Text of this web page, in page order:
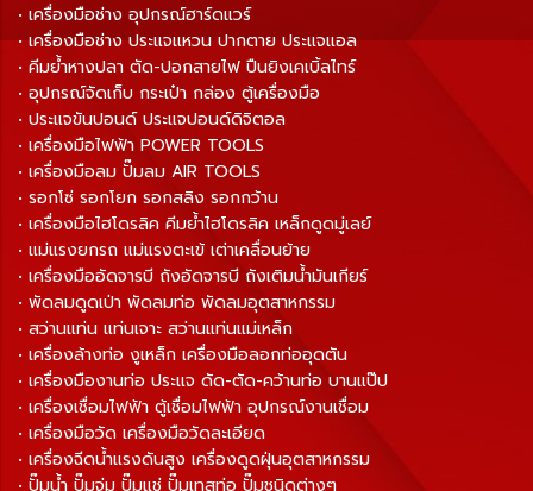
• เครื่องมือช่าง อุปกรณ์ฮาร์ดแวร์
• เครื่องมือช่าง ประแจแหวน ปากตาย ประแจแอล
• คีมย้ำหางปลา ตัด-ปอกสายไฟ ปืนยิงเคเบิ้ลไทร์
• อุปกรณ์จัดเก็บ กระเป๋า กล่อง ตู้เครื่องมือ
• ประแจขันปอนด์ ประแจปอนด์ดิจิตอล
• เครื่องมือไฟฟ้า POWER TOOLS
• เครื่องมือลม ปั๊มลม AIR TOOLS
• รอกโซ่ รอกโยก รอกสลิง รอกกว้าน
• เครื่องมือไฮโดรลิค คีมย้ำไฮโดรลิค เหล็กดูดมู่เลย์
• แม่แรงยกรถ แม่แรงตะเข้ เต่าเคลื่อนย้าย
• เครื่องมืออัดจารบี ถังอัดจารบี ถังเติมน้ำมันเกียร์
• พัดลมดูดเป่า พัดลมท่อ พัดลมอุตสาหกรรม
• สว่านแท่น แท่นเจาะ สว่านแท่นแม่เหล็ก
• เครื่องล้างท่อ งูเหล็ก เครื่องมือลอกท่ออุดตัน
• เครื่องมืองานท่อ ประแจ ดัด-ตัด-คว้านท่อ บานแป๊ป
• เครื่องเชื่อมไฟฟ้า ตู้เชื่อมไฟฟ้า อุปกรณ์งานเชื่อม
• เครื่องมือวัด เครื่องมือวัดละเอียด
• เครื่องฉีดน้ำแรงดันสูง เครื่องดูดฝุ่นอุตสาหกรรม
• ปั๊มน้ำ ปั๊มจุ่ม ปั๊มแช่ ปั๊มเทสท่อ ปั๊มชนิดต่างๆ